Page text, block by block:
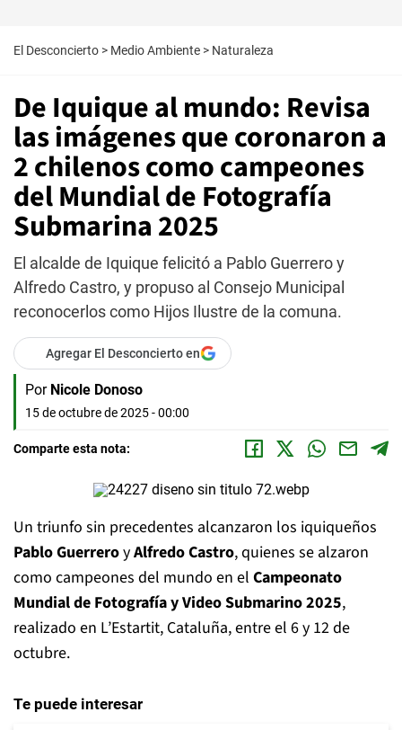
El Desconcierto > Medio Ambiente > Naturaleza
De Iquique al mundo: Revisa
las imágenes que coronaron a
2 chilenos como campeones
del Mundial de Fotografía
Submarina 2025
El alcalde de Iquique felicitó a Pablo Guerrero y
Alfredo Castro, y propuso al Consejo Municipal
reconocerlos como Hijos Ilustre de la comuna.
Agregar El Desconcierto en
Por Nicole Donoso
15 de octubre de 2025 - 00:00
Comparte esta nota:
Un triunfo sin precedentes alcanzaron los iquiqueños
Pablo GuerreroyAlfredo Castro, quienes se alzaron
como campeones del mundo en el Campeonato
Mundial de Fotografía y Video Submarino 2025,
realizado en L’Estartit, Cataluña, entre el 6 y 12 de
octubre.
Te puede interesar